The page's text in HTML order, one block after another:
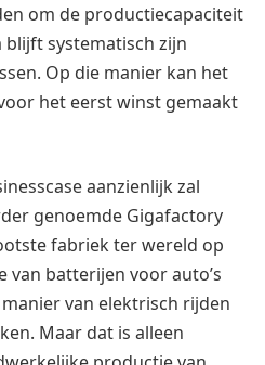
om de productiecapaciteit
blijft systematisch zijn
Op die manier kan het
het eerst winst gemaakt
aanzienlijk zal
genoemde Gigafactory
fabriek ter wereld op
van batterijen voor auto’s
van elektrisch rijden
Maar dat is alleen